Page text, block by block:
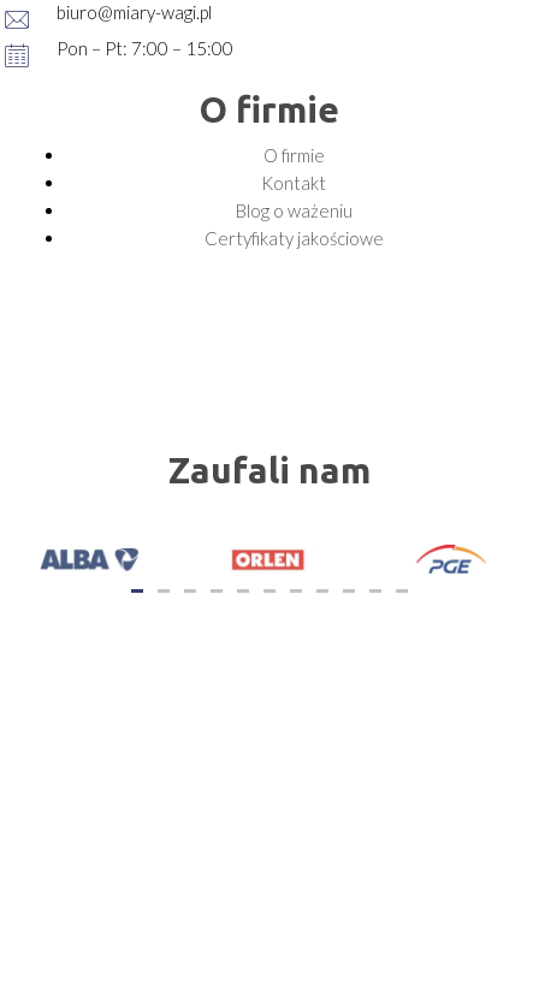
biuro@miary-wagi.pl
Pon – Pt: 7:00 – 15:00
O firmie
O firmie
Kontakt
Blog o ważeniu
Certyfikaty jakościowe
Zaufali nam